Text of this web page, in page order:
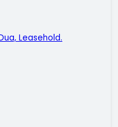
Leasehold.